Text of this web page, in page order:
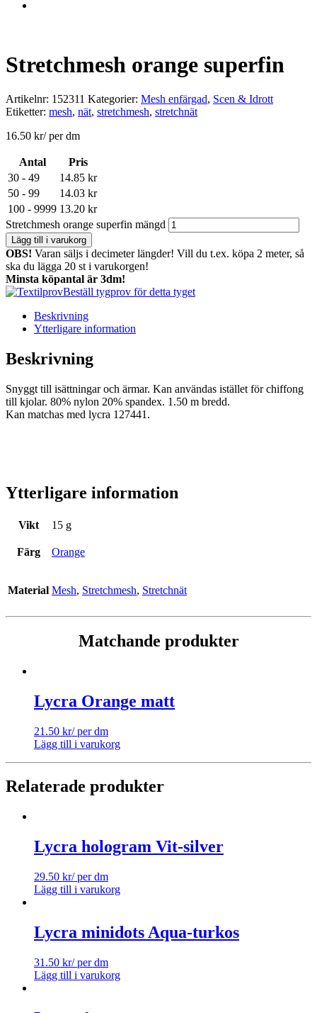
Stretchmesh orange superfin
Artikelnr: 152311 Kategorier: Mesh enfärgad, Scen & Idrott
Etiketter: mesh, nät, stretchmesh, stretchnät
16.50 kr/ per dm
Antal
Pris
30 - 49
14.85 kr
50 - 99
14.03 kr
100 - 9999 13.20 kr
Stretchmesh orange superfin mängd
Lägg till i varukorg
OBS! Varan säljs i decimeter längder! Vill du t.ex. köpa 2 meter, så
ska du lägga 20 st i varukorgen!
Minsta köpantal är 3dm!
Beställ tygprov för detta tyget
Beskrivning
Ytterligare information
Beskrivning
Snyggt till isättningar och ärmar. Kan användas istället för chiffong
till kjolar. 80% nylon 20% spandex. 1.50 m bredd.
Kan matchas med lycra 127441.
Ytterligare information
Vikt 15 g
Färg Orange
Material Mesh, Stretchmesh, Stretchnät
Matchande produkter
Lycra Orange matt
21.50 kr/ per dm
Lägg till i varukorg
Relaterade produkter
Lycra hologram Vit-silver
29.50 kr/ per dm
Lägg till i varukorg
Lycra minidots Aqua-turkos
31.50 kr/ per dm
Lägg till i varukorg